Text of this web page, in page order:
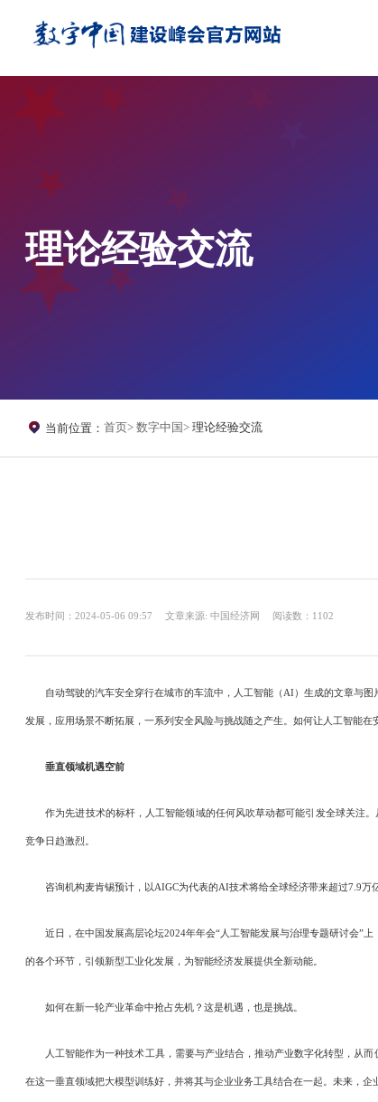
理论经验交流
当前位置：首页 数字中国 理论经验交流
发布时间：2024-05-06 09:57 文章来源: 中国经济网 阅读数：1102
自动驾驶的汽车安全穿行在城市的车流中，人工智能（AI）生成的文章与图
发展，应用场景不断拓展，一系列安全风险与挑战随之产生。如何让人工智能
垂直领域机遇空前
作为先进技术的标杆，人工智能领域的任何风吹草动都可能引发全球关注。
竞争日趋激烈。
咨询机构麦肯锡预计，以AIGC为代表的AI技术将给全球经济带来超过7.9万
近日，在中国发展高层论坛2024年年会“人工智能发展与治理专题研讨会”上
的各个环节，引领新型工业化发展，为智能经济发展提供全新动能。
如何在新一轮产业革命中抢占先机？这是机遇，也是挑战。
人工智能作为一种技术工具，需要与产业结合，推动产业数字化转型，从而
在这一垂直领域把大模型训练好，并将其与企业业务工具结合在一起。未来，